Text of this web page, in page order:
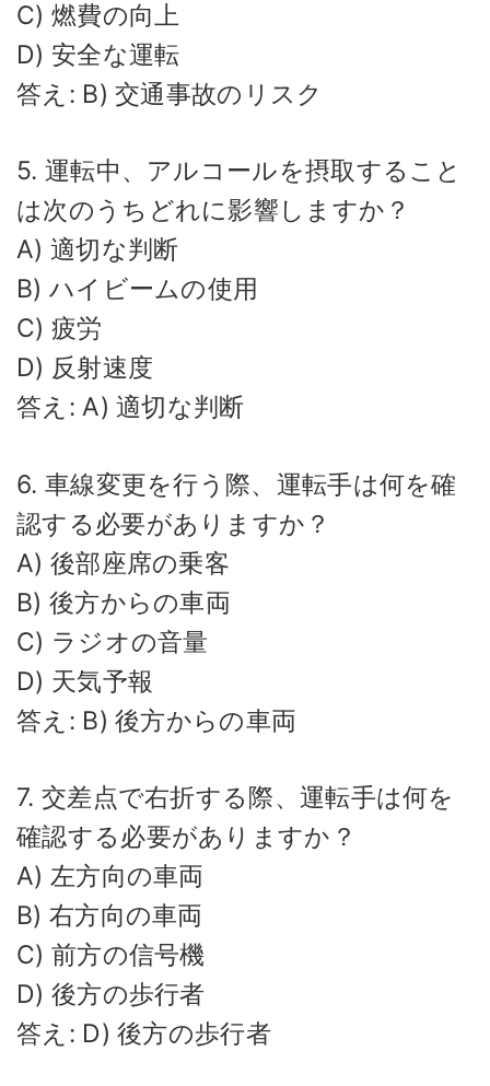
C) 燃費の向上
D) 安全な運転
答え: B) 交通事故のリスク
5. 運転中、アルコールを摂取すること
は次のうちどれに影響しますか？
A) 適切な判断
B) ハイビームの使用
C) 疲労
D) 反射速度
答え: A) 適切な判断
6. 車線変更を行う際、運転手は何を確
認する必要がありますか？
A) 後部座席の乗客
B) 後方からの車両
C) ラジオの音量
D) 天気予報
答え: B) 後方からの車両
7. 交差点で右折する際、運転手は何を
確認する必要がありますか？
A) 左方向の車両
B) 右方向の車両
C) 前方の信号機
D) 後方の歩行者
答え: D) 後方の歩行者